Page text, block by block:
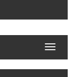
Toggle